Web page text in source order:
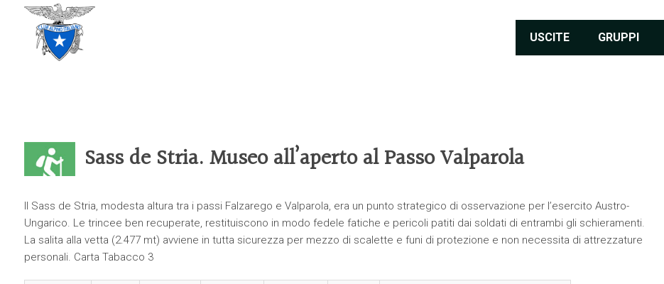
USCITE GRUPPI
Sass de Stria. Museo all’aperto al Passo Valparola
Il Sass de Stria, modesta altura tra i passi Falzarego e Valparola, era un punto strategico di osservazione per l’esercito Austro-
Ungarico. Le trincee ben recuperate, restituiscono in modo fedele fatiche e pericoli patiti dai soldati di entrambi gli schieramenti.
La salita alla vetta (2.477 mt) avviene in tutta sicurezza per mezzo di scalette e funi di protezione e non necessita di attrezzature
personali. Carta Tabacco 3